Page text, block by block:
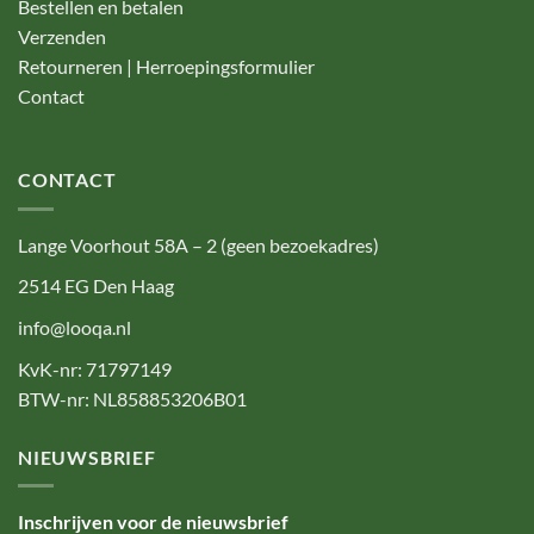
Bestellen en betalen
Verzenden
Retourneren | Herroepingsformulier
Contact
CONTACT
Lange Voorhout 58A – 2 (geen bezoekadres)
2514 EG Den Haag
info@looqa.nl
KvK-nr: 71797149
BTW-nr: NL858853206B01
NIEUWSBRIEF
Inschrijven voor de nieuwsbrief